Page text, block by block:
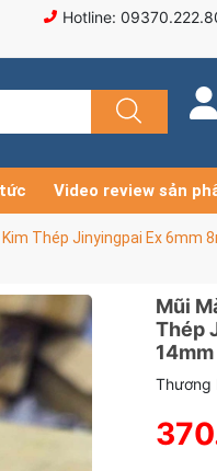
Hotline:
Video review sản
Kim Thép Jinyingpai Ex 6mm
Mũi
Thép
Thương